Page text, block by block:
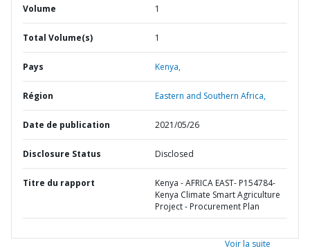
Volume 1
Total Volume(s) 1
Pays Kenya,
Région Eastern and Southern Africa,
Date de publication 2021/05/26
Disclosure Status Disclosed
Titre du rapport
Kenya - AFRICA EAST- P154784-
Kenya Climate Smart Agriculture
Project - Procurement Plan
Voir la suite